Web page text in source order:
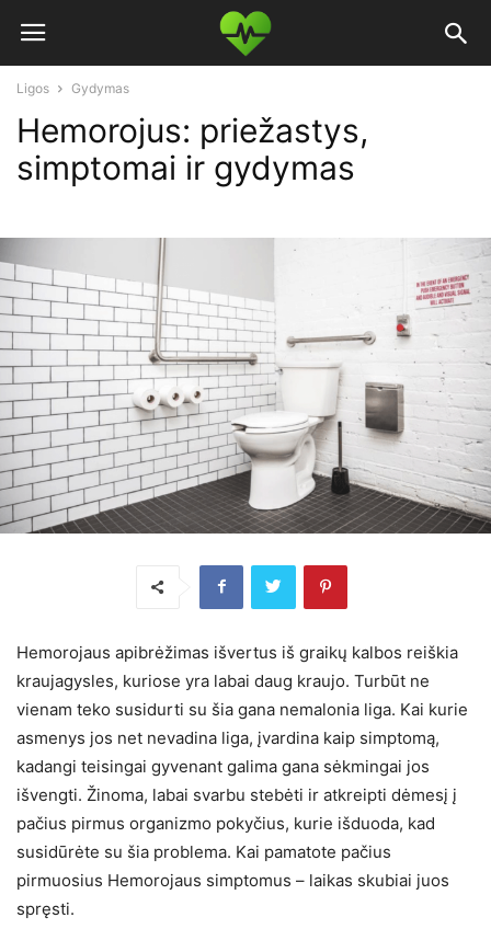
Ligos Gydymas
Hemorojus: priežastys,
simptomai ir gydymas
Hemorojaus apibrėžimas išvertus iš graikų kalbos reiškia
kraujagysles, kuriose yra labai daug kraujo. Turbūt ne
vienam teko susidurti su šia gana nemalonia liga. Kai kurie
asmenys jos net nevadina liga, įvardina kaip simptomą,
kadangi teisingai gyvenant galima gana sėkmingai jos
išvengti. Žinoma, labai svarbu stebėti ir atkreipti dėmesį į
pačius pirmus organizmo pokyčius, kurie išduoda, kad
susidūrėte su šia problema. Kai pamatote pačius
pirmuosius Hemorojaus simptomus – laikas skubiai juos
spręsti.